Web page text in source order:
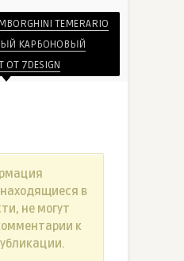
TEMERARIO
КАРБОНОВЫЙ
7DESIGN
в
, не могут
к